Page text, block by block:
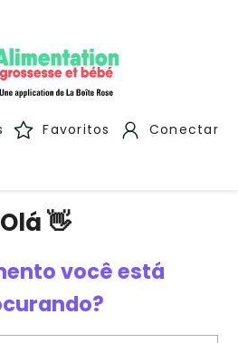
Favoritos Conectar
Olá 👋
você está